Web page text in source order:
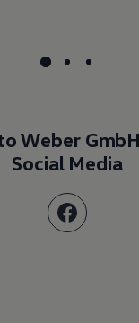
Weber
Social Media